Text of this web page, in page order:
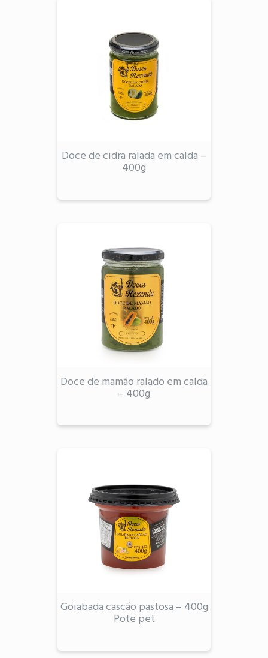
Doce de cidra ralada em calda –
400g
Doce de mamão ralado em calda
– 400g
Goiabada cascão pastosa – 400g
Pote pet